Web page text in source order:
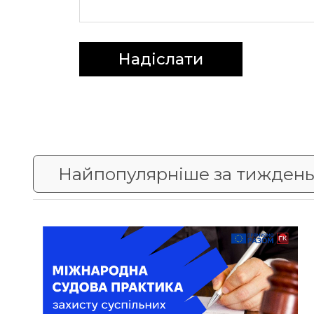
Надіслати
Найпопулярніше за